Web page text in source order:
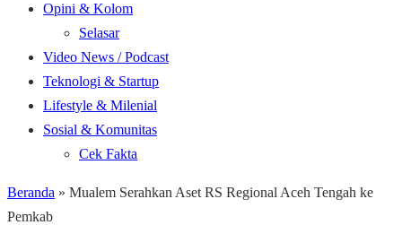
Opini & Kolom
Selasar
Video News / Podcast
Teknologi & Startup
Lifestyle & Milenial
Sosial & Komunitas
Cek Fakta
Beranda » Mualem Serahkan Aset RS Regional Aceh Tengah ke
Pemkab